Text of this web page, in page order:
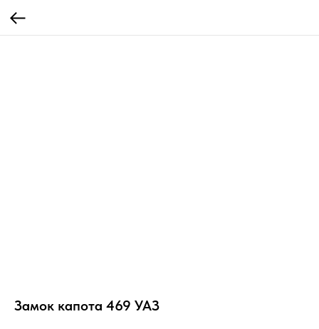
Замок капота 469 УАЗ